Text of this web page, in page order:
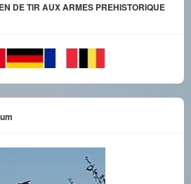
DE TIR AUX ARMES PREHISTORIQUE